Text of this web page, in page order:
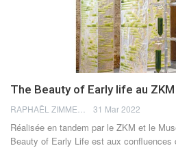
The Beauty of Early life au ZKM
31 Mar 2022
Réalisée en tandem par le ZKM et le
Beauty of Early Life est aux confluences